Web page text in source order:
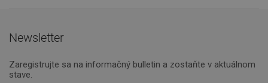
Newsletter
Zaregistrujte sa na informačný bulletin a zostaňte v aktuálnom
stave.